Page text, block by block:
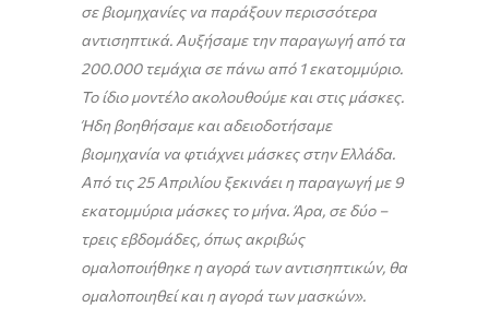
σε βιομηχανίες να παράξουν περισσότερα
αντισηπτικά. Αυξήσαμε την παραγωγή από τα
200.000 τεμάχια σε πάνω από 1 εκατομμύριο.
Το ίδιο μοντέλο ακολουθούμε και στις μάσκες.
Ήδη βοηθήσαμε και αδειοδοτήσαμε
βιομηχανία να φτιάχνει μάσκες στην Ελλάδα.
Από τις 25 Απριλίου ξεκινάει η παραγωγή με 9
εκατομμύρια μάσκες το μήνα. Άρα, σε δύο –
τρεις εβδομάδες, όπως ακριβώς
ομαλοποιήθηκε η αγορά των αντισηπτικών, θα
ομαλοποιηθεί και η αγορά των μασκών».